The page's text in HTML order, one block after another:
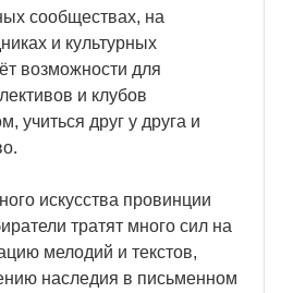
сообществах, на
и культурных
возможности для
и клубов
учиться друг у друга и
искусства провинции
тратят много сил на
мелодий и текстов,
наследия в письменном